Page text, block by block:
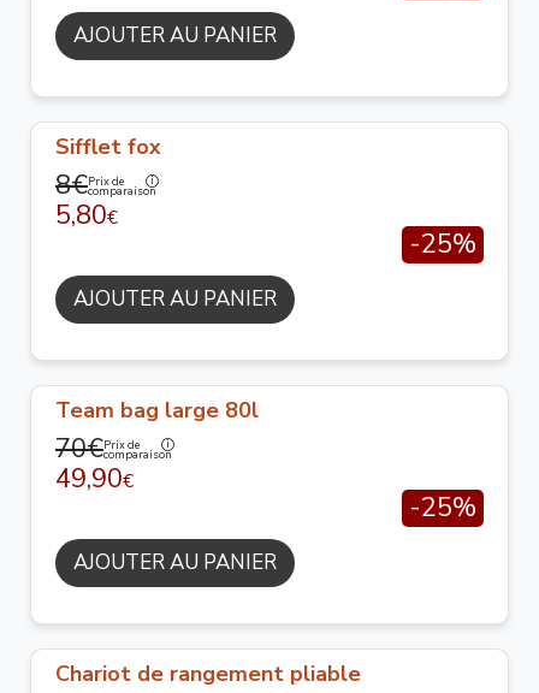
AJOUTER AU PANIER
Sifflet fox
8€Prix de
comparaison
5,80€
-25%
AJOUTER AU PANIER
Team bag large 80l
70€Prix de
comparaison
49,90€
-25%
AJOUTER AU PANIER
Chariot de rangement pliable